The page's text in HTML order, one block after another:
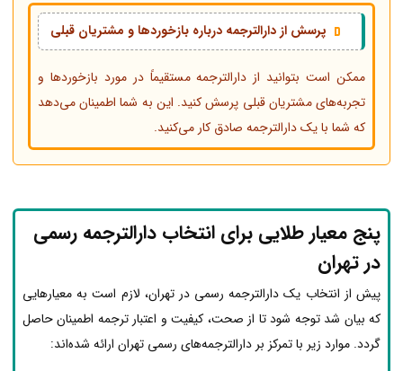
پرسش از دارالترجمه درباره بازخوردها و مشتریان قبلی
ممکن است بتوانید از دارالترجمه مستقیماً در مورد بازخوردها و
تجربه‌های مشتریان قبلی پرسش کنید. این به شما اطمینان می‌دهد
که شما با یک دارالترجمه صادق کار می‌کنید.
پنج معیار طلایی برای انتخاب دارالترجمه رسمی
در تهران
پیش از انتخاب یک دارالترجمه رسمی در تهران، لازم است به معیارهایی
که بیان شد توجه شود تا از صحت، کیفیت و اعتبار ترجمه اطمینان حاصل
گردد. موارد زیر با تمرکز بر دارالترجمه‌های رسمی تهران ارائه شده‌اند: